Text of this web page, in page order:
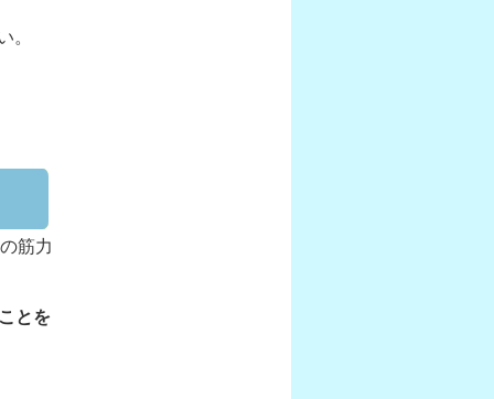
。
筋力
とを